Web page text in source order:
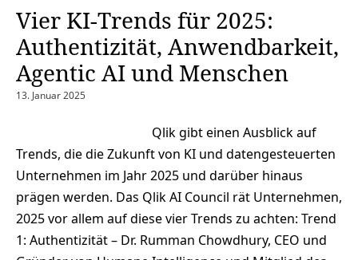
Vier KI-Trends für 2025:
Authentizität, Anwendbarkeit,
Agentic AI und Menschen
13. Januar 2025
Qlik gibt einen Ausblick auf
Trends, die die Zukunft von KI und datengesteuerten
Unternehmen im Jahr 2025 und darüber hinaus
prägen werden. Das Qlik AI Council rät Unternehmen,
2025 vor allem auf diese vier Trends zu achten: Trend
1: Authentizität – Dr. Rumman Chowdhury, CEO und